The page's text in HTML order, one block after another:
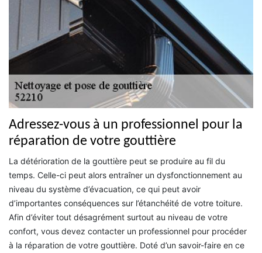
Adressez-vous à un professionnel pour la
réparation de votre gouttière
La détérioration de la gouttière peut se produire au fil du
temps. Celle-ci peut alors entraîner un dysfonctionnement au
niveau du système d’évacuation, ce qui peut avoir
d’importantes conséquences sur l’étanchéité de votre toiture.
Afin d’éviter tout désagrément surtout au niveau de votre
confort, vous devez contacter un professionnel pour procéder
à la réparation de votre gouttière. Doté d’un savoir-faire en ce